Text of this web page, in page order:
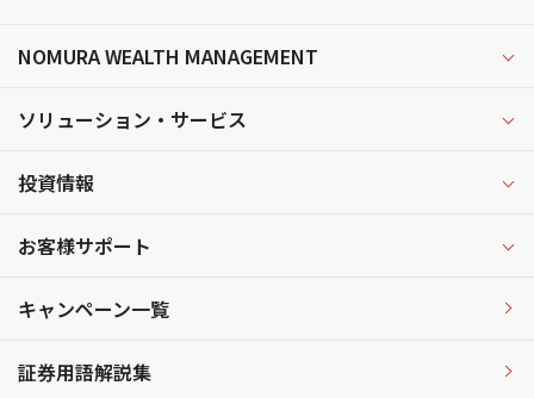
NOMURA WEALTH MANAGEMENT
ソリューション・サービス
投資情報
お客様サポート
キャンペーン一覧
証券用語解説集